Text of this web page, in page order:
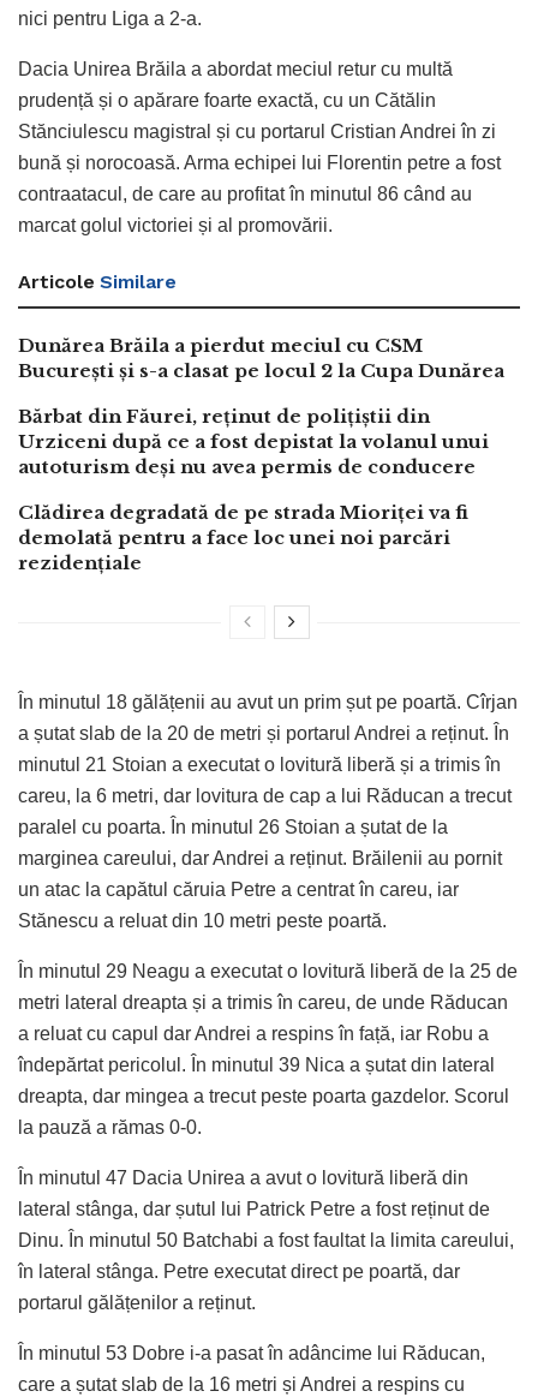
nici pentru Liga a 2-a.
Dacia Unirea Brăila a abordat meciul retur cu multă
prudență și o apărare foarte exactă, cu un Cătălin
Stănciulescu magistral și cu portarul Cristian Andrei în zi
bună și norocoasă. Arma echipei lui Florentin petre a fost
contraatacul, de care au profitat în minutul 86 când au
marcat golul victoriei și al promovării.
Articole Similare
Dunărea Brăila a pierdut meciul cu CSM
București și s-a clasat pe locul 2 la Cupa Dunărea
Bărbat din Făurei, reținut de polițiștii din
Urziceni după ce a fost depistat la volanul unui
autoturism deși nu avea permis de conducere
Clădirea degradată de pe strada Mioriței va fi
demolată pentru a face loc unei noi parcări
rezidențiale
În minutul 18 gălățenii au avut un prim șut pe poartă. Cîrjan
a șutat slab de la 20 de metri și portarul Andrei a reținut. În
minutul 21 Stoian a executat o lovitură liberă și a trimis în
careu, la 6 metri, dar lovitura de cap a lui Răducan a trecut
paralel cu poarta. În minutul 26 Stoian a șutat de la
marginea careului, dar Andrei a reținut. Brăilenii au pornit
un atac la capătul căruia Petre a centrat în careu, iar
Stănescu a reluat din 10 metri peste poartă.
În minutul 29 Neagu a executat o lovitură liberă de la 25 de
metri lateral dreapta și a trimis în careu, de unde Răducan
a reluat cu capul dar Andrei a respins în față, iar Robu a
îndepărtat pericolul. În minutul 39 Nica a șutat din lateral
dreapta, dar mingea a trecut peste poarta gazdelor. Scorul
la pauză a rămas 0-0.
În minutul 47 Dacia Unirea a avut o lovitură liberă din
lateral stânga, dar șutul lui Patrick Petre a fost reținut de
Dinu. În minutul 50 Batchabi a fost faultat la limita careului,
în lateral stânga. Petre executat direct pe poartă, dar
portarul gălățenilor a reținut.
În minutul 53 Dobre i-a pasat în adâncime lui Răducan,
care a șutat slab de la 16 metri și Andrei a respins cu